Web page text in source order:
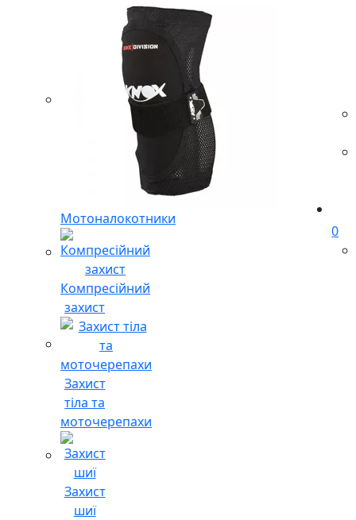
Мотоналокотники
Компресійний
захист
Захист
тіла та
моточерепахи
Захист
шиї
0